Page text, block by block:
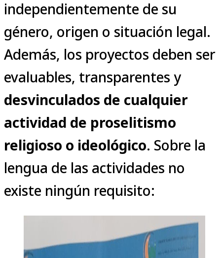
independientemente de su
género, origen o situación legal.
Además, los proyectos deben ser
evaluables, transparentes y
desvinculados de cualquier
actividad de proselitismo
religioso o ideológico. Sobre la
lengua de las actividades no
existe ningún requisito: